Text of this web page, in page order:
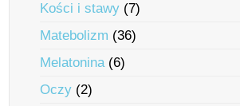
Kości i stawy (7)
Matebolizm (36)
Melatonina(6)
Oczy (2)